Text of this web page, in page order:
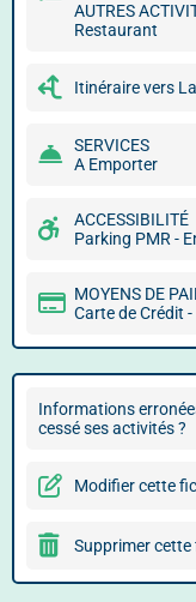
AUTRES
Restaurant
Itinéraire vers
SERVICES
A Emporter
ACCESSIBILITÉ
Parking PMR -
MOYENS DE
Carte de Crédit
Informations
cessé ses activités ?
Modifier cette
Supprimer cette